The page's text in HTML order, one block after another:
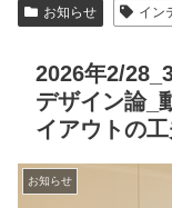
お知らせ イン
2026年2/
デザイン論_
イアウトの
お知らせ